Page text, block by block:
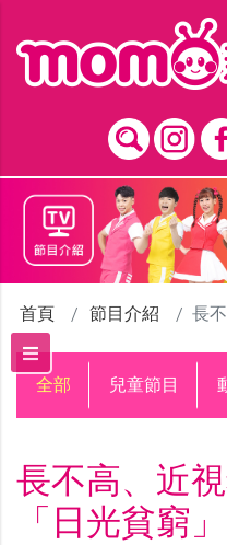
首頁 節目介紹 長不高
全部 兒童節目
長不高、近
「日光貧窮